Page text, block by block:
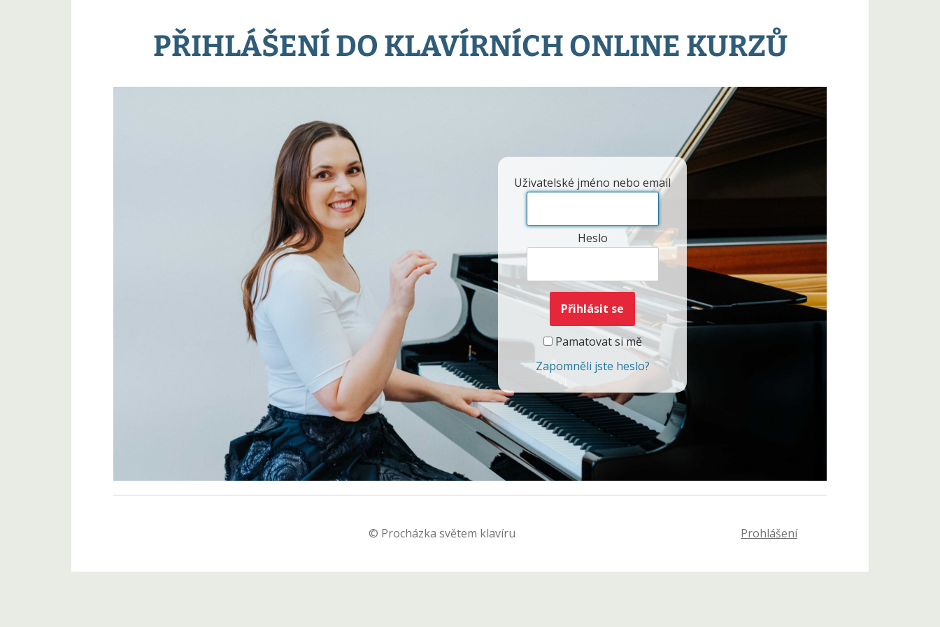
PŘIHLÁŠENÍ DO KLAVÍRNÍCH ONLINE KURZŮ
Uživatelské jméno nebo email
Heslo
Pamatovat si mě
Zapomněli jste heslo?
© Procházka světem klavíru Prohlášení